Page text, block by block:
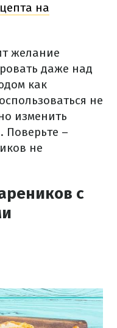
на
желание
даже над
как
не
изменить
Поверьте –
не
с